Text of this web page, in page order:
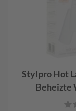
Stylpro Hot
Beheizte